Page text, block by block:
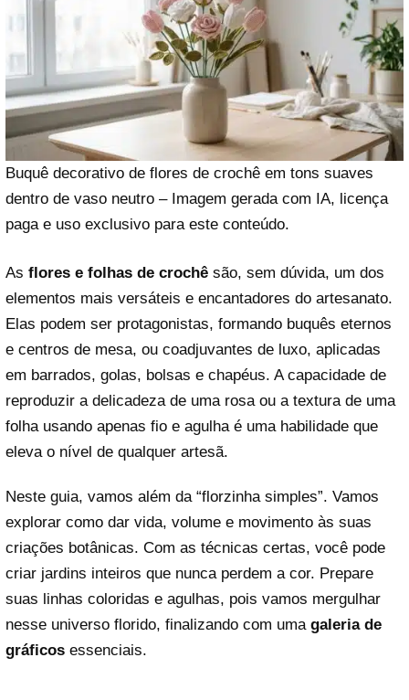
Buquê decorativo de flores de crochê em tons suaves
dentro de vaso neutro – Imagem gerada com IA, licença
paga e uso exclusivo para este conteúdo.
As flores e folhas de crochê são, sem dúvida, um dos
elementos mais versáteis e encantadores do artesanato.
Elas podem ser protagonistas, formando buquês eternos
e centros de mesa, ou coadjuvantes de luxo, aplicadas
em barrados, golas, bolsas e chapéus. A capacidade de
reproduzir a delicadeza de uma rosa ou a textura de uma
folha usando apenas fio e agulha é uma habilidade que
eleva o nível de qualquer artesã.
Neste guia, vamos além da “florzinha simples”. Vamos
explorar como dar vida, volume e movimento às suas
criações botânicas. Com as técnicas certas, você pode
criar jardins inteiros que nunca perdem a cor. Prepare
suas linhas coloridas e agulhas, pois vamos mergulhar
nesse universo florido, finalizando com uma galeria de
gráficos essenciais.